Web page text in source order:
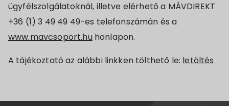
Választási ügyintézés
2024. évi általános
ügyfélszolgálatoknál, illetve elérhető a MÁVDIREKT
+36 (1) 3 49 49 49-es telefonszámán és a
www.mavcsoport.huhonlapon.
A tájékoztató az alábbi linkken tölthető le: letöltés